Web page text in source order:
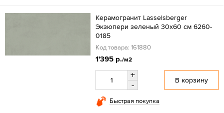
Керамогранит Lasselsberger
Экзюпери зеленый 30x60 см 6260-
0185
Код товара: 161880
1'395 р./м2
+
-
В корзину
Быстрая покупка